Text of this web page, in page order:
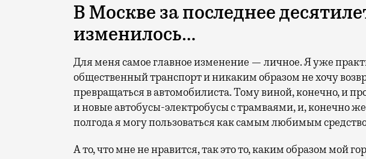
В Москве за последнее
изменилось…
Для меня самое главное изменение — личное. Я уже
общественный транспорт и никаким образом не хочу
превращаться в автомобилиста. Тому виной, конечно, и
и новые автобусы-электробусы с трамваями, и, конечно
полгода я могу пользоваться как самым любимым
А то, что мне не нравится, так это то, каким образом мой